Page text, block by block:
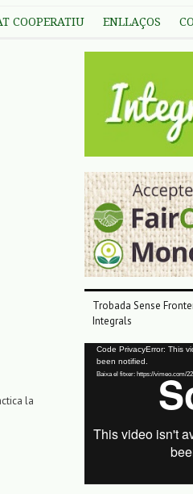
COOPERATIU ENLLAÇOS
la
Trobada Sense
Integrals
Reproductor
vídeo
Code PrivacyError: This
been notified.
Baixa el fitxer: https://vimeo.com/